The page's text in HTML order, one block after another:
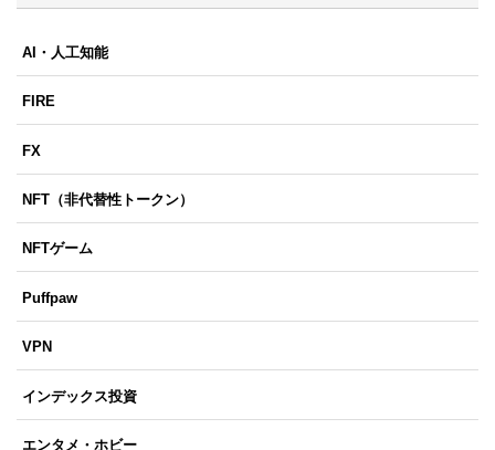
AI・人工知能
FIRE
FX
NFT（非代替性トークン）
NFTゲーム
Puffpaw
VPN
インデックス投資
エンタメ・ホビー